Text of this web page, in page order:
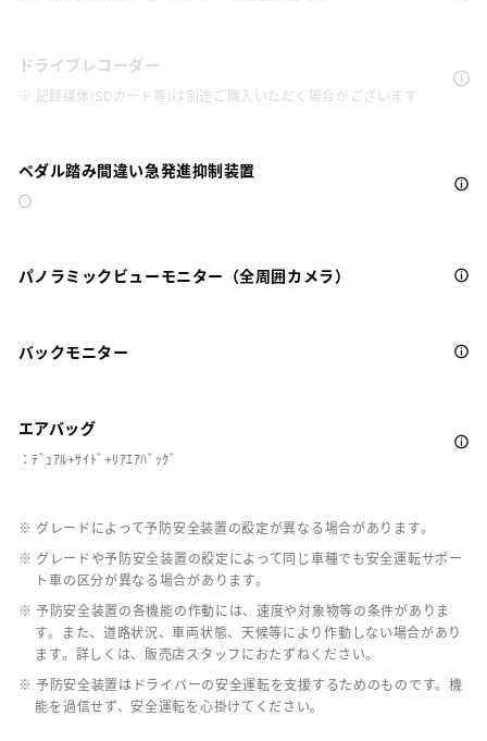
ドライブレコーダー
※ 記録媒体(SDカード等)は別途ご購入いただく場合がございます
ペダル踏み間違い急発進抑制装置
○
パノラミックビューモニター（全周囲カメラ）
バックモニター
エアバッグ
：ﾃﾞｭｱﾙ+ｻｲﾄﾞ+ﾘｱｴｱﾊﾞｯｸﾞ
※ グレードによって予防安全装置の設定が異なる場合があります。
※ グレードや予防安全装置の設定によって同じ車種でも安全運転サポー
ト車の区分が異なる場合があります。
※ 予防安全装置の各機能の作動には、速度や対象物等の条件がありま
す。また、道路状況、車両状態、天候等により作動しない場合があり
ます。詳しくは、販売店スタッフにおたずねください。
※ 予防安全装置はドライバーの安全運転を支援するためのものです。機
能を過信せず、安全運転を心掛けてください。